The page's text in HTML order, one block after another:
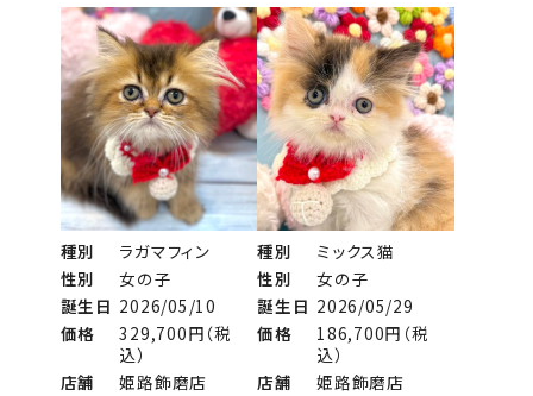
種別
ラガマフィン
性別
女の子
誕生日 2026/05/10
価格
329,700円（税
込）
店舗
姫路飾磨店
種別
ミックス猫
性別
女の子
誕生日 2026/05/29
価格
186,700円（税
込）
店舗
姫路飾磨店